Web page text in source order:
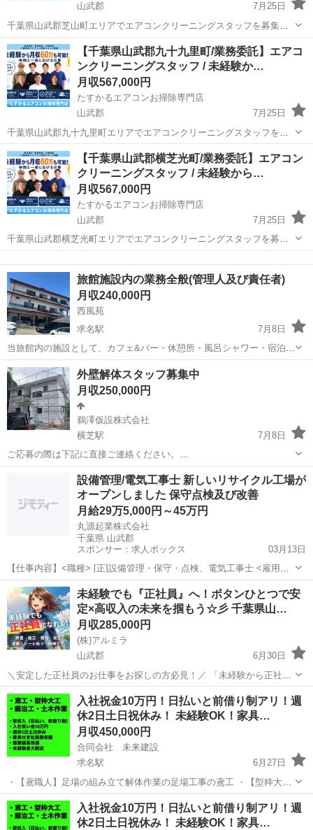
山武郡
7月25日
千葉県山武郡芝山町エリアでエアコンクリーニングスタッフを募集し
ています。 未経験から月収60万円も可能、業務委託のお仕事です。 ※
形式上「契約社員」を選択していますが、実態は業務委託契約となり
ます。 ■ こ...
千葉 山武郡 その他 未経験
【千葉県山武郡九十九里町/業務委託】エアコ
ンクリーニングスタッフ / 未経験か…
月収567,000円
たすかるエアコンお掃除専門店
山武郡
7月25日
千葉県山武郡九十九里町エリアでエアコンクリーニングスタッフを募
集しています。 未経験から月収60万円も可能、業務委託のお仕事で
す。 ※形式上「契約社員」を選択していますが、実態は業務委託契約
となります。 ■...
千葉 山武郡 その他 未経験
【千葉県山武郡横芝光町/業務委託】エアコン
クリーニングスタッフ / 未経験から…
月収567,000円
たすかるエアコンお掃除専門店
山武郡
7月25日
千葉県山武郡横芝光町エリアでエアコンクリーニングスタッフを募集
しています。 未経験から月収60万円も可能、業務委託のお仕事です。
※形式上「契約社員」を選択していますが、実態は業務委託契約とな
旅館施設内の業務全般(管理人及び責任者)
月収240,000円
西風苑
求名駅
7月8日
当旅館内の施設として、カフェ&バー・休憩所・風呂シャワー・宿泊な
どをご利用されるお客様への接客と対応、スタッフの管理などを任せ
れる方を募集しています。もちろん職場に慣れて頂いてからなので
徐々に仕事を覚えてもらえれば大丈夫です...
千葉 山武郡 求名駅 旅館
外壁解体スタッフ募集中
月収250,000円
鵜澤仮設株式会社
横芝駅
7月8日
ご応募の際は下記に直接ご連絡ください。
uzawakasetsu151a@gmail.com LINE ID 586151a 日当１万円～ 月額２
５万～６０万（経験などで違います！） コロナで現金にお困りの方が
多いので日...
山武郡 横芝駅 土木 サイディング
設備管理/電気工事士 新しいリサイクル工場が
オープンしました 保守点検及び改善
月給29万5,000円～45万円
丸源起業株式会社
千葉県 山武郡
スポンサー：求人ボックス
03月13日
【仕事内容】<職種> [正]設備管理・保守・点検、電気工事士 <雇用形
態> 正社員 <給与> [正]月給29.5万円～45万円 交通費:一部支給 交通費
規定内支給 [正]には、固定残業代:38,000円/25時間相当分が含まれま
す...
正社員
未経験でも『正社員』へ！ボタンひとつで安
定×高収入の未来を掴もう☆彡 千葉県山…
月収285,000円
(株)アルミラ
山武郡
6月30日
＼安定した正社員のお仕事をお探しの方必見！／ 「未経験から正社員
になれる？」 「すぐに働ける仕事が知りたい！」 「長期安定の職場で
働きたい！」 ⇒ そんなアナタにピッタリの正社員求人をご紹介！ ...
千葉 山武郡 工場 未経験
入社祝金10万円！日払いと前借り制アリ！週
休2日土日祝休み！ 未経験OK！家具…
月収450,000円
合同会社 未来建設
求名駅
6月27日
・【鳶職人】足場の組み立て解体作業の足場工事の鳶工 ・【型枠大
工】大規模工事での仕事がメインになります。 ・【鍛冶工・溶接工】
プラント内での溶接などの鍛冶職人、鍛冶屋（アーク溶接、ガス溶接
などの資格者大歓迎） ・【土木作業員...
千葉 山武郡 求名駅 鳶職 未経験
入社祝金10万円！日払いと前借り制アリ！週
休2日土日祝休み！ 未経験OK！家具…